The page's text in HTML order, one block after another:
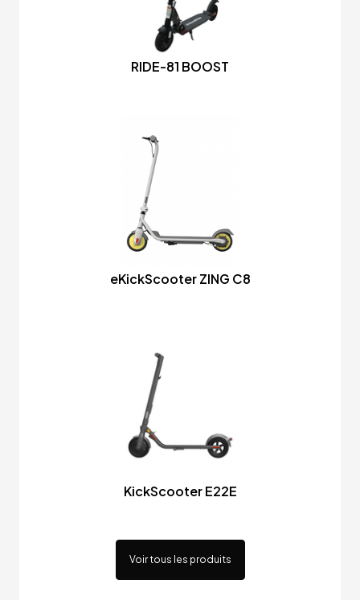
RIDE-81 BOOST
eKickScooter ZING C8
KickScooter E22E
Voir tous les produits